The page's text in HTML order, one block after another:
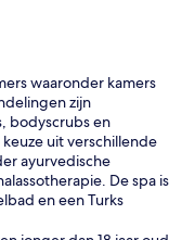
waaronder kamers
zijn
bodyscrubs en
uit verschillende
ayurvedische
De spa is
en een Turks